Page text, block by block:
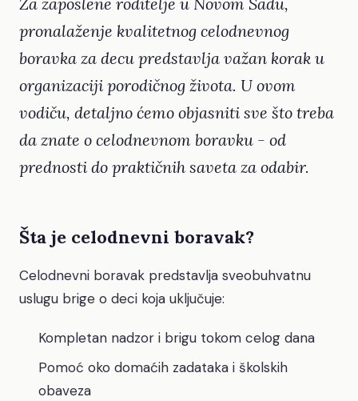
pronalaženje kvalitetnog celodnevnog
boravka za decu predstavlja važan korak u
organizaciji porodičnog života. U ovom
vodiču, detaljno ćemo objasniti sve što treba
da znate o celodnevnom boravku - od
prednosti do praktičnih saveta za odabir.
Šta je celodnevni boravak?
Celodnevni boravak predstavlja sveobuhvatnu
uslugu brige o deci koja uključuje:
Kompletan nadzor i brigu tokom celog dana
Pomoć oko domaćih zadataka i školskih
obaveza